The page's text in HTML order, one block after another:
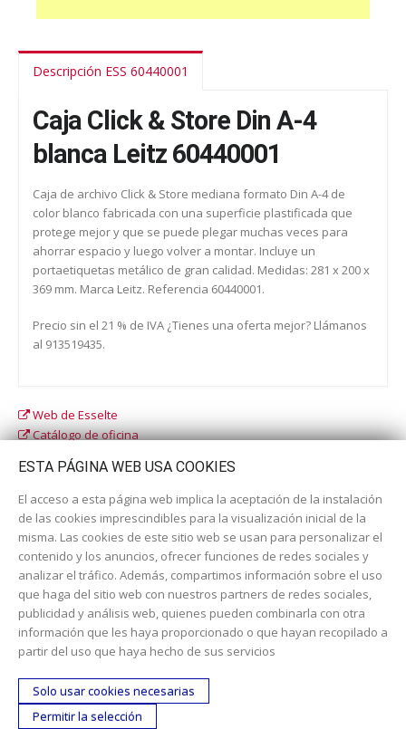
Descripción ESS 60440001
Caja Click & Store Din A-4
blanca Leitz 60440001
Caja de archivo Click & Store mediana formato Din A-4 de
color blanco fabricada con una superficie plastificada que
protege mejor y que se puede plegar muchas veces para
ahorrar espacio y luego volver a montar. Incluye un
portaetiquetas metálico de gran calidad. Medidas: 281 x 200 x
369 mm. Marca Leitz. Referencia 60440001.
Precio sin el 21 % de IVA ¿Tienes una oferta mejor? Llámanos
al 913519435.
Web de Esselte
Catálogo de oficina
Dirección:c/ Cercedilla nº 14, 28925 Alcorcón
Email:contacta aquí
Teléfono:913519435
ESTA PÁGINA WEB USA COOKIES
El acceso a esta página web implica la aceptación de la instalación
de las cookies imprescindibles para la visualización inicial de la
misma. Las cookies de este sitio web se usan para personalizar el
contenido y los anuncios, ofrecer funciones de redes sociales y
analizar el tráfico. Además, compartimos información sobre el uso
que haga del sitio web con nuestros partners de redes sociales,
publicidad y análisis web, quienes pueden combinarla con otra
información que les haya proporcionado o que hayan recopilado a
partir del uso que haya hecho de sus servicios
Solo usar cookies necesarias
Permitir la selección